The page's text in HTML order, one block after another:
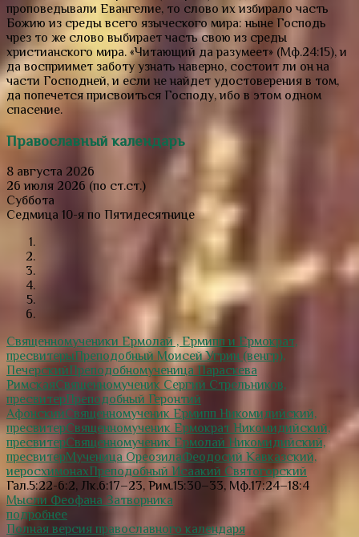
проповедывали Евангелие, то слово их избирало часть
Божию из среды всего языческого мира: ныне Господь
чрез то же слово выбирает часть свою из среды
христианского мира. «Читающий да разумеет» (Мф.24:15), и
да восприимет заботу узнать наверно, состоит ли он на
части Господней, и если не найдет удостоверения в том,
да попечется присвоиться Господу, ибо в этом одном
спасение.
Православный календарь
8 августа 2026
26 июля 2026 (по ст.ст.)
Суббота
Седмица 10-я по Пятидесятнице
Священномученики Ермолай , Ермипп и Ермократ,
пресвитерыПреподобный Моисей Угрин (венгр),
ПечерскийПреподобномученица Параскева
РимскаяСвященномученик Сергий Стрельников,
пресвитерПреподобный Геронтий
АфонскийСвященномученик Ермипп Никомидийский,
пресвитерСвященномученик Ермократ Никомидийский,
пресвитерСвященномученик Ермолай Никомидийский,
пресвитерМученица ОреозилаФеодосий Кавказский,
иеросхимонахПреподобный Исаакий Святогорский
Гал.5:22-6:2, Лк.6:17–23, Рим.15:30–33, Мф.17:24–18:4
Мысли Феофана Затворника
подробнее
Полная версия православного календаря